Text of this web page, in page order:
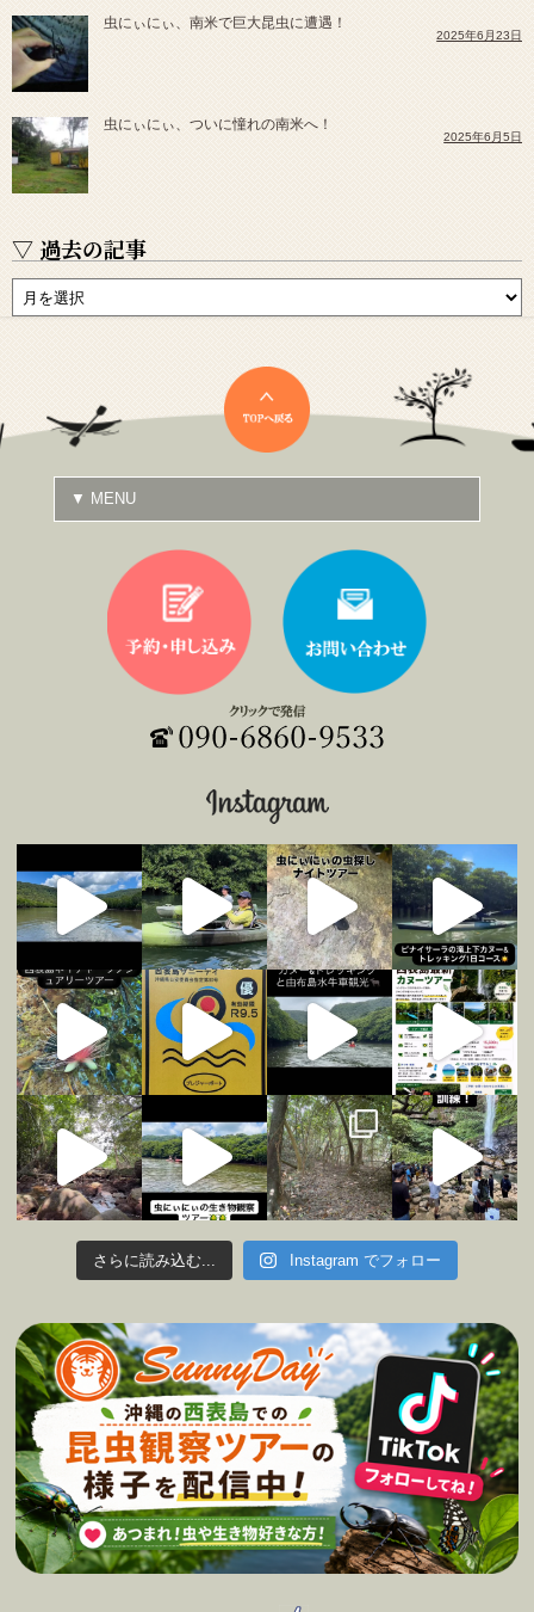
虫にぃにぃ、南米で巨大昆虫に遭遇！
2025年6月23日
虫にぃにぃ、ついに憧れの南米へ！
2025年6月5日
▽ 過去の記事
さらに読み込む... Instagram でフォロー